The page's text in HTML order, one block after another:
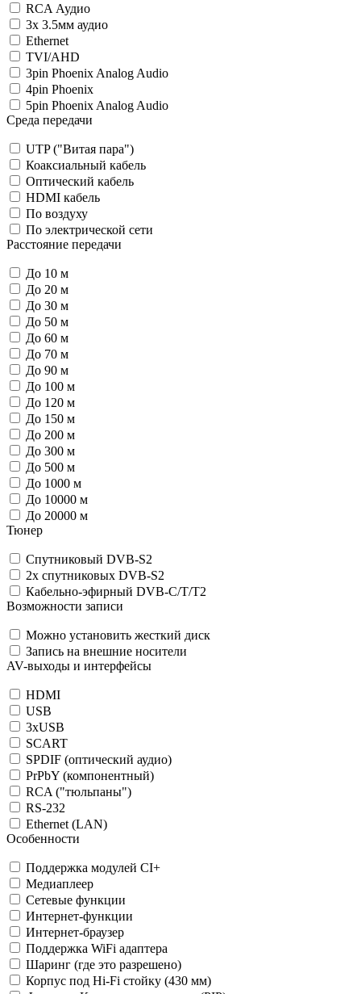
RCA Аудио
3x 3.5мм аудио
Ethernet
TVI/AHD
3pin Phoenix Analog Audio
4pin Phoenix
5pin Phoenix Analog Audio
Среда передачи
UTP ("Витая пара")
Коаксиальный кабель
Оптический кабель
HDMI кабель
По воздуху
По электрической сети
Расстояние передачи
До 10 м
До 20 м
До 30 м
До 50 м
До 60 м
До 70 м
До 90 м
До 100 м
До 120 м
До 150 м
До 200 м
До 300 м
До 500 м
До 1000 м
До 10000 м
До 20000 м
Тюнер
Спутниковый DVB-S2
2x спутниковых DVB-S2
Кабельно-эфирный DVB-C/T/T2
Возможности записи
Можно установить жесткий диск
Запись на внешние носители
AV-выходы и интерфейсы
HDMI
USB
3xUSB
SCART
SPDIF (оптический аудио)
PrPbY (компонентный)
RCA ("тюльпаны")
RS-232
Ethernet (LAN)
Особенности
Поддержка модулей CI+
Медиаплеер
Сетевые функции
Интернет-функции
Интернет-браузер
Поддержка WiFi адаптера
Шаринг (где это разрешено)
Корпус под Hi-Fi стойку (430 мм)